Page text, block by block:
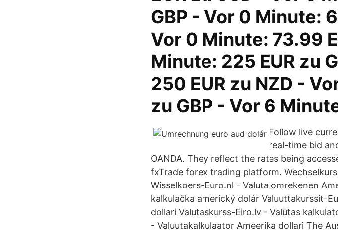
GBP - Vor 0 Minute:
Vor 0 Minute: 73.99
Minute: 225 EUR zu
250 EUR zu NZD -
zu GBP - Vor 6
Follow live
real-time bid
OANDA. They reflect the rates being
fxTrade forex trading platform.
Wisselkoers-Euro.nl - Valuta omrekenen
kalkulačka americký dolár Valuuttakurssit-
dollari Valutaskurss-Eiro.lv - Valūtas
- Valuutakalkulaator Ameerika dollari The